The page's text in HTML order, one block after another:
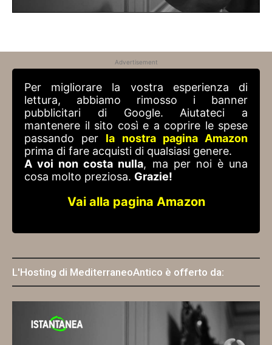
Advertisement
Per migliorare la vostra esperienza di
lettura, abbiamo rimosso i banner
pubblicitari di Google. Aiutateci a
mantenere il sito così e a coprire le spese
passando per la nostra pagina Amazon
prima di fare acquisti di qualsiasi genere.
A voi non costa nulla, ma per noi è una
cosa molto preziosa. Grazie!
Vai alla pagina Amazon
L'Hosting di MediterraneoAntico è offerto da: